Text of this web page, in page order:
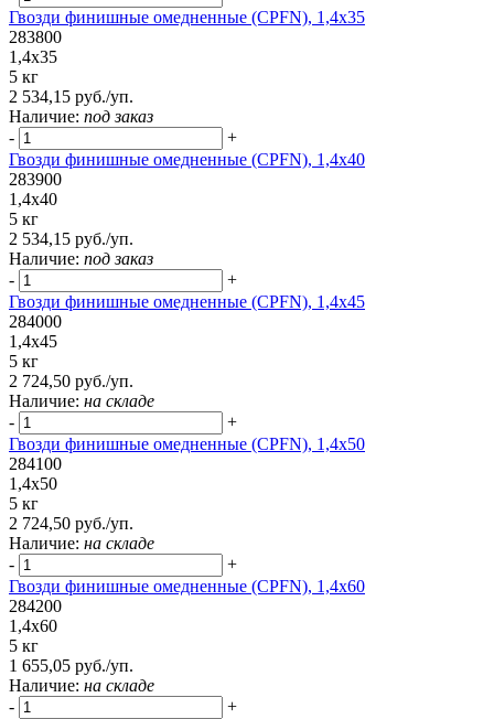
Гвозди финишные омедненные (CPFN), 1,4x35
283800
1,4x35
5 кг
2 534,15 руб./уп.
Наличие: под заказ
-
+
Гвозди финишные омедненные (CPFN), 1,4x40
283900
1,4x40
5 кг
2 534,15 руб./уп.
Наличие: под заказ
-
+
Гвозди финишные омедненные (CPFN), 1,4x45
284000
1,4x45
5 кг
2 724,50 руб./уп.
Наличие: на складе
-
+
Гвозди финишные омедненные (CPFN), 1,4x50
284100
1,4x50
5 кг
2 724,50 руб./уп.
Наличие: на складе
-
+
Гвозди финишные омедненные (CPFN), 1,4x60
284200
1,4x60
5 кг
1 655,05 руб./уп.
Наличие: на складе
-
+